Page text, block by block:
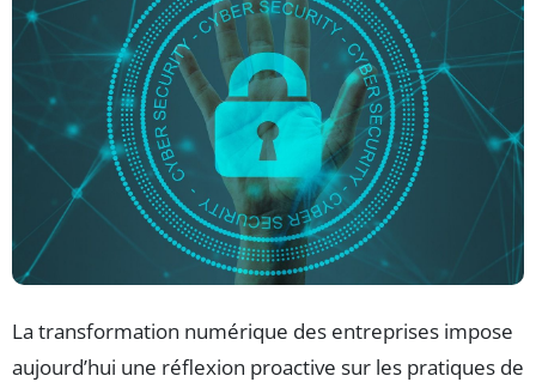
La transformation numérique des entreprises impose
aujourd’hui une réflexion proactive sur les pratiques de